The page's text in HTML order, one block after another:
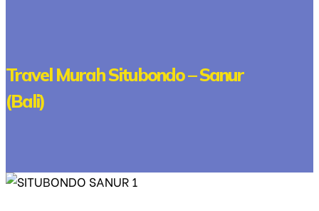
Travel Murah Situbondo – Sanur
(Bali)